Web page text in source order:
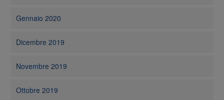
Gennaio 2020
Dicembre 2019
Novembre 2019
Ottobre 2019